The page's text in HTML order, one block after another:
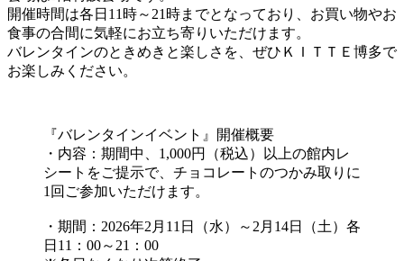
開催時間は各日11時～21時までとなっており、お買い物やお
食事の合間に気軽にお立ち寄りいただけます。
バレンタインのときめきと楽しさを、ぜひＫＩＴＴＥ博多で
お楽しみください。
『バレンタインイベント』開催概要
・内容：期間中、1,000円（税込）以上の館内レ
シートをご提示で、チョコレートのつかみ取りに
1回ご参加いただけます。
・期間：2026年2月11日（水）～2月14日（土）各
日11：00～21：00